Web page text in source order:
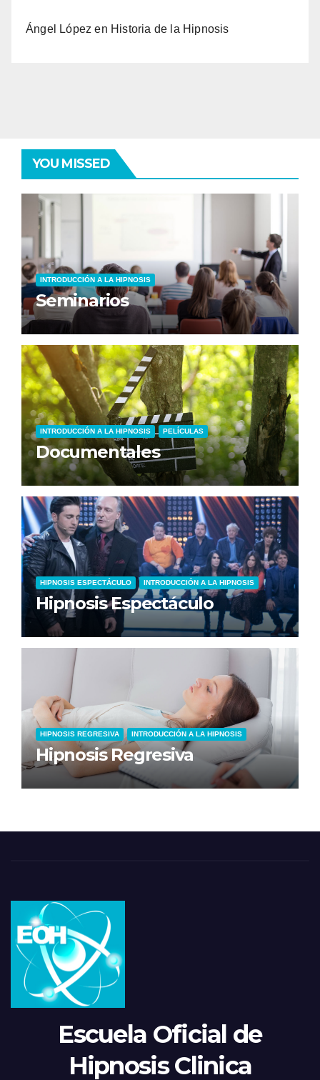
Ángel López en Historia de la Hipnosis
YOU MISSED
INTRODUCCIÓN A LA HIPNOSIS
Seminarios
INTRODUCCIÓN A LA HIPNOSIS PELÍCULAS
Documentales
HIPNOSIS ESPECTÁCULO INTRODUCCIÓN A LA HIPNOSIS
Hipnosis Espectáculo
HIPNOSIS REGRESIVA INTRODUCCIÓN A LA HIPNOSIS
Hipnosis Regresiva
Escuela Oficial de
Hipnosis Clinica